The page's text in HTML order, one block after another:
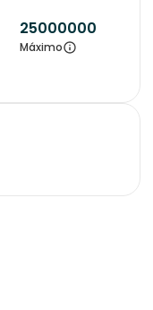
25000000
Máximo